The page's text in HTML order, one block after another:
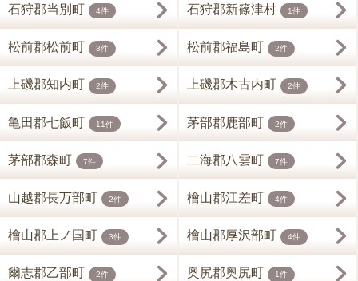
石狩郡当別町 4件 石狩郡新篠津村 1件
松前郡松前町 3件 松前郡福島町 2件
上磯郡知内町 2件 上磯郡木古内町 2件
亀田郡七飯町 11件 茅部郡鹿部町 2件
茅部郡森町 7件 二海郡八雲町 7件
山越郡長万部町 2件 檜山郡江差町 4件
檜山郡上ノ国町 3件 檜山郡厚沢部町 4件
爾志郡乙部町 2件 奥尻郡奥尻町 1件